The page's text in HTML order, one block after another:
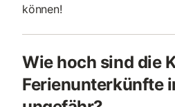
können!
Wie hoch sind die
Ferienunterkünfte